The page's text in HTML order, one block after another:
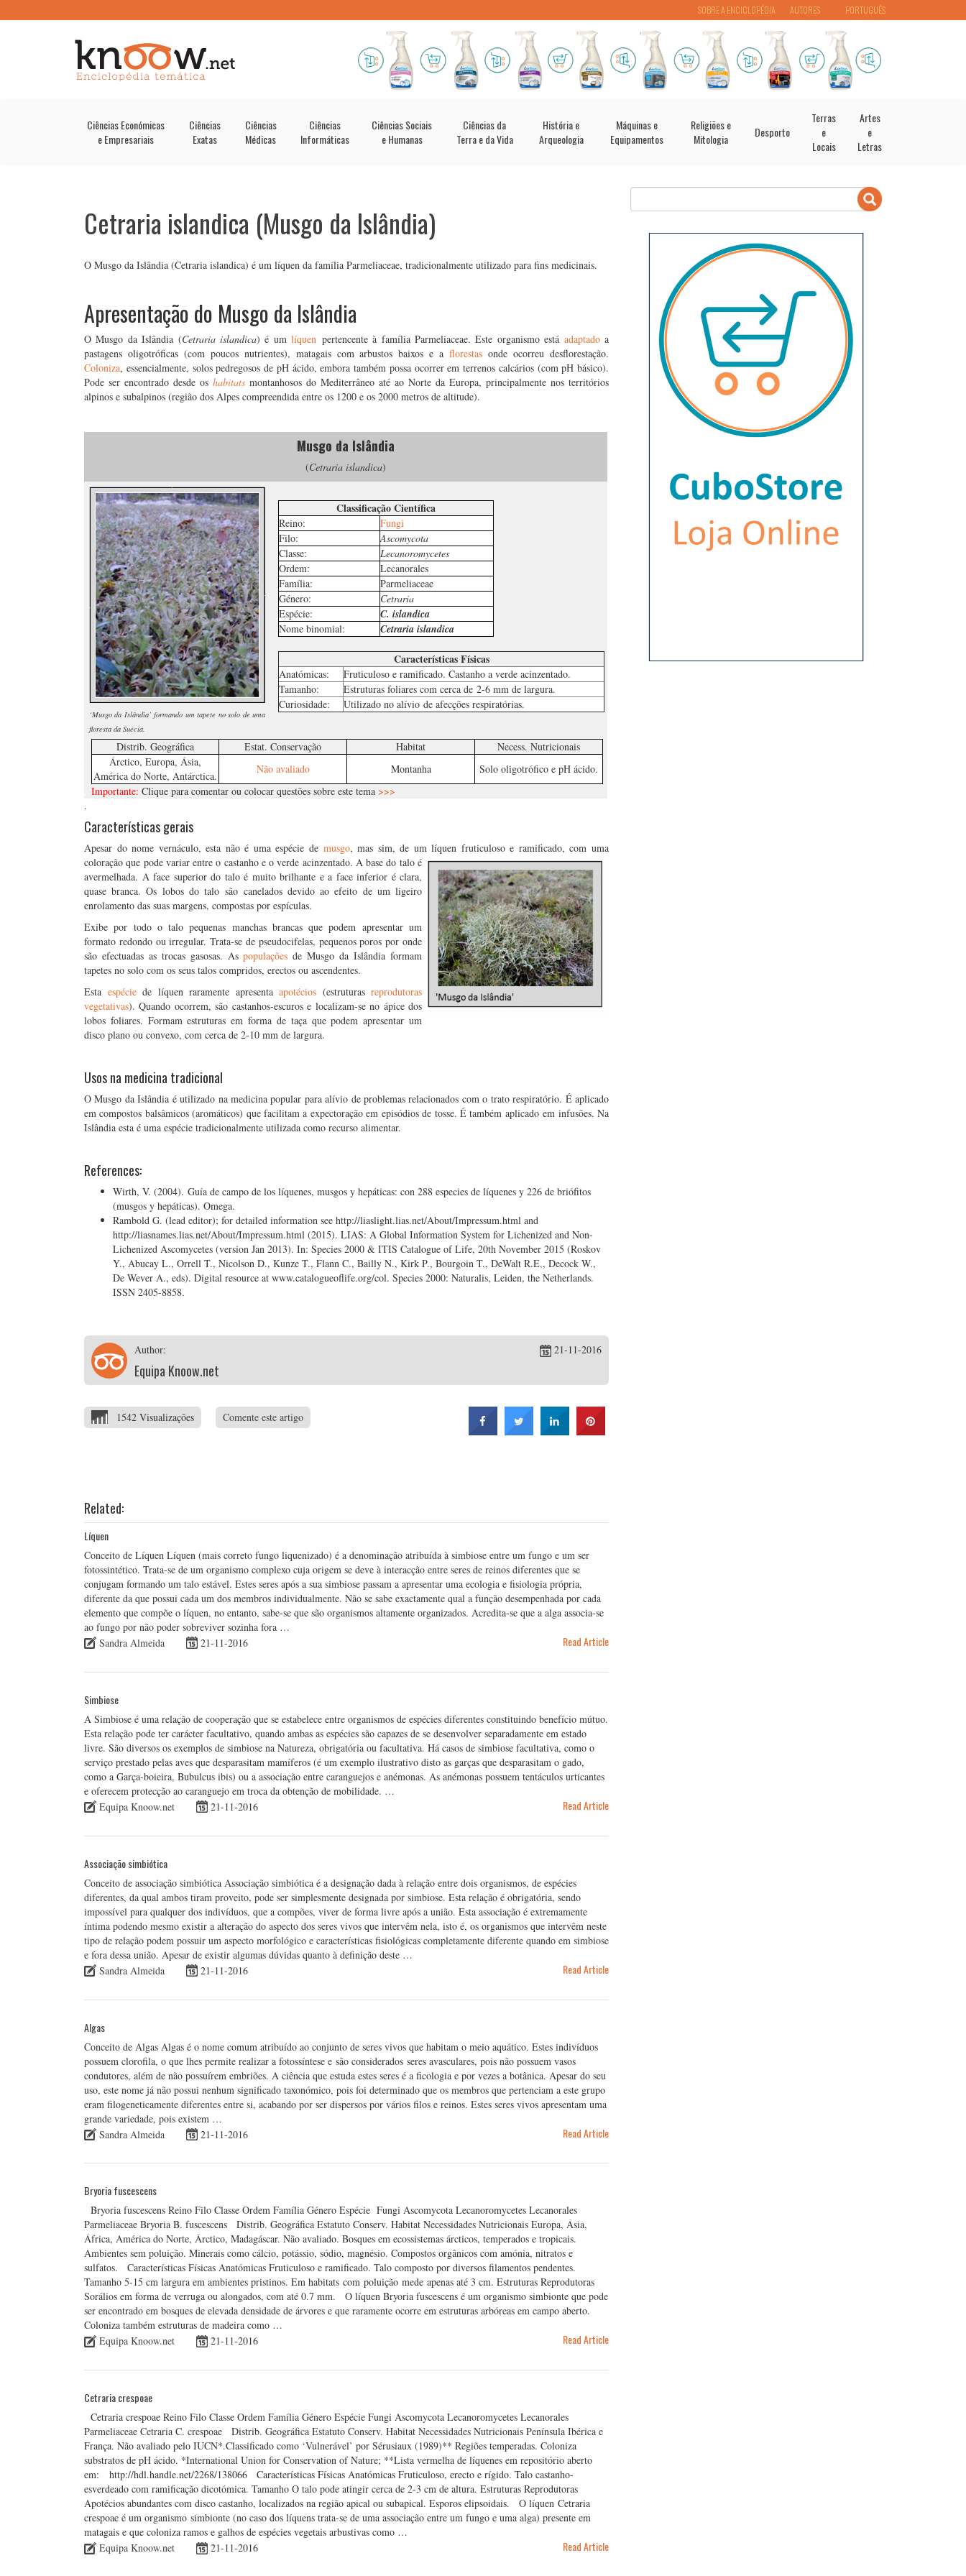
PORTUGUÊS
SOBRE A ENCICLOPÉDIA AUTORES
Ciências Económicas
e Empresariais
Ciências
Exatas
Ciências
Médicas
Ciências
Informáticas
Ciências Sociais
e Humanas
Ciências da
Terra e da Vida
História e
Arqueologia
Máquinas e
Equipamentos
Religiões e
Mitologia
Desporto
Terras
e
Locais
Artes
e
Letras
Cetraria islandica (Musgo da Islândia)
O Musgo da Islândia (Cetraria islandica) é um líquen da família Parmeliaceae, tradicionalmente utilizado para fins medicinais.
Apresentação do Musgo da Islândia
O Musgo da Islândia (Cetraria islandica) é umlíquen pertencente à família Parmeliaceae. Este organismo está adaptadoa
pastagens oligotróficas (com poucos nutrientes), matagais com arbustos baixos e aflorestas onde ocorreu desflorestação.
Coloniza, essencialmente, solos pedregosos de pH ácido, embora também possa ocorrer em terrenos calcários (com pH básico).
Pode ser encontrado desde os habitats montanhosos do Mediterrâneo até ao Norte da Europa, principalmente nos territórios
alpinos e subalpinos (região dos Alpes compreendida entre os 1200 e os 2000 metros de altitude).
Musgo da Islândia
(Cetraria islandica)
‘Musgo da Islândia’ formando um tapete no solo de uma
floresta da Suécia.
Classificação Científica
Reino:
Fungi
Filo:
Ascomycota
Classe:
Lecanoromycetes
Ordem:
Lecanorales
Família:
Parmeliaceae
Género:
Cetraria
Espécie:
C. islandica
Nome binomial: Cetraria islandica
Características Físicas
Anatómicas:
Fruticuloso e ramificado. Castanho a verde acinzentado.
Tamanho:
Estruturas foliares com cerca de 2-6 mm de largura.
Curiosidade:
Utilizado no alívio de afecções respiratórias.
Distrib. Geográfica Estat. Conservação Habitat
Necess. Nutricionais
Árctico, Europa, Ásia,
América do Norte, Antárctica.
Não avaliado Montanha Solo oligotrófico e pH ácido.
Importante: Clique para comentar ou colocar questões sobre este tema >>>
.
Características gerais
Apesar do nome vernáculo, esta não é uma espécie de musgo, mas sim, de um líquen fruticuloso e ramificado, com uma
coloração que pode variar entre o castanho e o verde acinzentado. A base do talo é
avermelhada. A face superior do talo é muito brilhante e a face inferior é clara,
quase branca. Os lobos do talo são canelados devido ao efeito de um ligeiro
enrolamento das suas margens, compostas por espículas.
Exibe por todo o talo pequenas manchas brancas que podem apresentar um
formato redondo ou irregular. Trata-se de pseudocifelas, pequenos poros por onde
são efectuadas as trocas gasosas. Aspopulações de Musgo da Islândia formam
tapetes no solo com os seus talos compridos, erectos ou ascendentes.
Esta espéciede líquen raramente apresenta apotécios (estruturas reprodutoras
vegetativas). Quando ocorrem, são castanhos-escuros e localizam-se no ápice dos
lobos foliares. Formam estruturas em forma de taça que podem apresentar um
disco plano ou convexo, com cerca de 2-10 mm de largura.
Usos na medicina tradicional
O Musgo da Islândia é utilizado na medicina popular para alívio de problemas relacionados com o trato respiratório. É aplicado
em compostos balsâmicos (aromáticos) que facilitam a expectoração em episódios de tosse. É também aplicado em infusões. Na
Islândia esta é uma espécie tradicionalmente utilizada como recurso alimentar.
References:
Wirth, V. (2004). Guía de campo de los líquenes, musgos y hepáticas: con 288 especies de líquenes y 226 de briófitos
(musgos y hepáticas). Omega.
Rambold G. (lead editor); for detailed information see http://liaslight.lias.net/About/Impressum.html and
http://liasnames.lias.net/About/Impressum.html (2015). LIAS: A Global Information System for Lichenized and Non-
Lichenized Ascomycetes (version Jan 2013). In: Species 2000 & ITIS Catalogue of Life, 20th November 2015 (Roskov
Y., Abucay L., Orrell T., Nicolson D., Kunze T., Flann C., Bailly N., Kirk P., Bourgoin T., DeWalt R.E., Decock W.,
De Wever A., eds). Digital resource at www.catalogueoflife.org/col. Species 2000: Naturalis, Leiden, the Netherlands.
ISSN 2405-8858.
Author:
Equipa Knoow.net
21-11-2016
1542 Visualizações Comente este artigo
Related:
Líquen
Conceito de Líquen Líquen (mais correto fungo liquenizado) é a denominação atribuída à simbiose entre um fungo e um ser
fotossintético. Trata-se de um organismo complexo cuja origem se deve à interacção entre seres de reinos diferentes que se
conjugam formando um talo estável. Estes seres após a sua simbiose passam a apresentar uma ecologia e fisiologia própria,
diferente da que possui cada um dos membros individualmente. Não se sabe exactamente qual a função desempenhada por cada
elemento que compõe o líquen, no entanto, sabe-se que são organismos altamente organizados. Acredita-se que a alga associa-se
ao fungo por não poder sobreviver sozinha fora …
Sandra Almeida
21-11-2016 Read Article
Simbiose
A Simbiose é uma relação de cooperação que se estabelece entre organismos de espécies diferentes constituindo benefício mútuo.
Esta relação pode ter carácter facultativo, quando ambas as espécies são capazes de se desenvolver separadamente em estado
livre. São diversos os exemplos de simbiose na Natureza, obrigatória ou facultativa. Há casos de simbiose facultativa, como o
serviço prestado pelas aves que desparasitam mamíferos (é um exemplo ilustrativo disto as garças que desparasitam o gado,
como a Garça-boieira, Bubulcus ibis) ou a associação entre caranguejos e anémonas. As anémonas possuem tentáculos urticantes
e oferecem protecção ao caranguejo em troca da obtenção de mobilidade. …
Equipa Knoow.net
21-11-2016 Read Article
Associação simbiótica
Conceito de associação simbiótica Associação simbiótica é a designação dada à relação entre dois organismos, de espécies
diferentes, da qual ambos tiram proveito, pode ser simplesmente designada por simbiose. Esta relação é obrigatória, sendo
impossível para qualquer dos indivíduos, que a compões, viver de forma livre após a união. Esta associação é extremamente
íntima podendo mesmo existir a alteração do aspecto dos seres vivos que intervêm nela, isto é, os organismos que intervêm neste
tipo de relação podem possuir um aspecto morfológico e características fisiológicas completamente diferente quando em simbiose
e fora dessa união. Apesar de existir algumas dúvidas quanto à definição deste …
Sandra Almeida
21-11-2016 Read Article
Algas
Conceito de Algas Algas é o nome comum atribuído ao conjunto de seres vivos que habitam o meio aquático. Estes indivíduos
possuem clorofila, o que lhes permite realizar a fotossíntese e são considerados seres avasculares, pois não possuem vasos
condutores, além de não possuírem embriões. A ciência que estuda estes seres é a ficologia e por vezes a botânica. Apesar do seu
uso, este nome já não possui nenhum significado taxonómico, pois foi determinado que os membros que pertenciam a este grupo
eram filogeneticamente diferentes entre si, acabando por ser dispersos por vários filos e reinos. Estes seres vivos apresentam uma
grande variedade, pois existem …
Sandra Almeida
21-11-2016 Read Article
Bryoria fuscescens
Bryoria fuscescens Reino Filo Classe Ordem Família Género Espécie Fungi Ascomycota Lecanoromycetes Lecanorales
Parmeliaceae Bryoria B. fuscescens Distrib. Geográfica Estatuto Conserv. Habitat Necessidades Nutricionais Europa, Ásia,
África, América do Norte, Árctico, Madagáscar. Não avaliado. Bosques em ecossistemas árcticos, temperados e tropicais.
Ambientes sem poluição. Minerais como cálcio, potássio, sódio, magnésio. Compostos orgânicos com amónia, nitratos e
sulfatos. Características Físicas Anatómicas Fruticuloso e ramificado. Talo composto por diversos filamentos pendentes.
Tamanho 5-15 cm largura em ambientes pristinos. Em habitats com poluição mede apenas até 3 cm. Estruturas Reprodutoras
Sorálios em forma de verruga ou alongados, com até 0.7 mm. O líquen Bryoria fuscescens é um organismo simbionte que pode
ser encontrado em bosques de elevada densidade de árvores e que raramente ocorre em estruturas arbóreas em campo aberto.
Coloniza também estruturas de madeira como …
Equipa Knoow.net
21-11-2016 Read Article
Cetraria crespoae
Cetraria crespoae Reino Filo Classe Ordem Família Género Espécie Fungi Ascomycota Lecanoromycetes Lecanorales
Parmeliaceae Cetraria C. crespoae Distrib. Geográfica Estatuto Conserv. Habitat Necessidades Nutricionais Península Ibérica e
França. Não avaliado pelo IUCN*.Classificado como ‘Vulnerável’ por Sérusiaux (1989)** Regiões temperadas. Coloniza
substratos de pH ácido. *International Union for Conservation of Nature; **Lista vermelha de líquenes em repositório aberto
em: http://hdl.handle.net/2268/138066 Características Físicas Anatómicas Fruticuloso, erecto e rígido. Talo castanho-
esverdeado com ramificação dicotómica. Tamanho O talo pode atingir cerca de 2-3 cm de altura. Estruturas Reprodutoras
Apotécios abundantes com disco castanho, localizados na região apical ou subapical. Esporos elipsoidais. O líquen Cetraria
crespoae é um organismo simbionte (no caso dos líquens trata-se de uma associação entre um fungo e uma alga) presente em
matagais e que coloniza ramos e galhos de espécies vegetais arbustivas como …
Equipa Knoow.net
21-11-2016 Read Article